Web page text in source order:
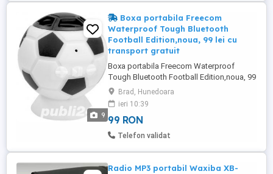
9
Boxa portabila Freecom
Waterproof Tough Bluetooth
Football Edition,noua, 99 lei cu
transport gratuit
Boxa portabila Freecom Waterproof
Tough Bluetooth Football Edition,noua, 99
lei cu transport gratuit in toata tara.
Specificatii tehnice Conectivitate Fara fir
Tehnologie Bluetooth Interfata USB
Compatibil cu dispozitive ce au functie
Bluetooth Functie Handsfree Built-in mic
Brad, Hunedoara
ieri 10:39
99 RON
Telefon validat
Radio MP3 portabil Waxiba XB-